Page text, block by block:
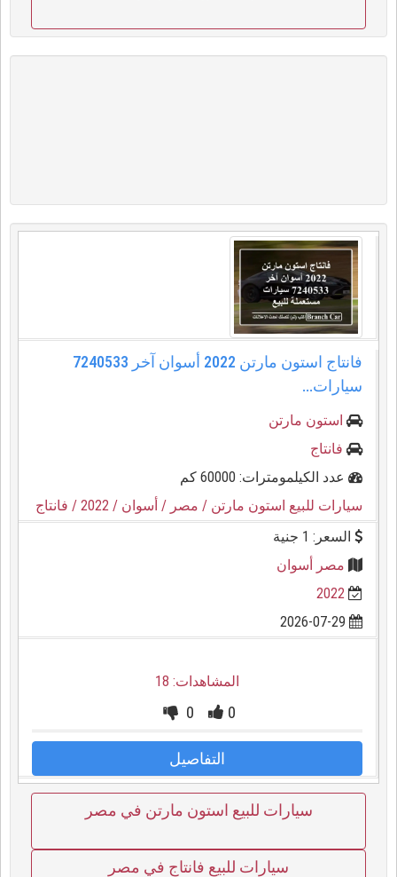
فانتاج استون مارتن 2022 أسوان آخر 7240533
سيارات...
استون مارتن
فانتاج
عدد الكيلمومترات: 60000 كم
سيارات للبيع استون مارتن / مصر / أسوان / 2022
/ فانتاج
السعر: 1 جنية
مصر أسوان
2022
المشاهدات: 18
0
0
التفاصيل
سيارات للبيع استون مارتن في مصر
سيارات للبيع فانتاج في مصر